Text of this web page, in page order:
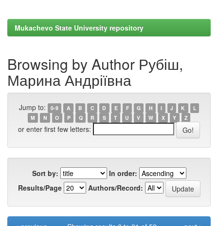
Mukachevo State University repository
Browsing by Author Рубіш,
Марина Андріївна
Jump to: 0-9 A B C D E F G H I J K
L
M
N O P Q R S T U V W X Y Z
or enter first few letters:
Sort by:
In order:
Results/Page
Authors/Record: